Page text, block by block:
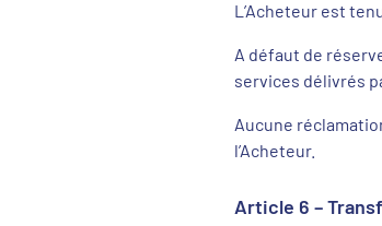
L’Acheteur est
A défaut de
services délivrés
Aucune
l’Acheteur.
Article 6 –